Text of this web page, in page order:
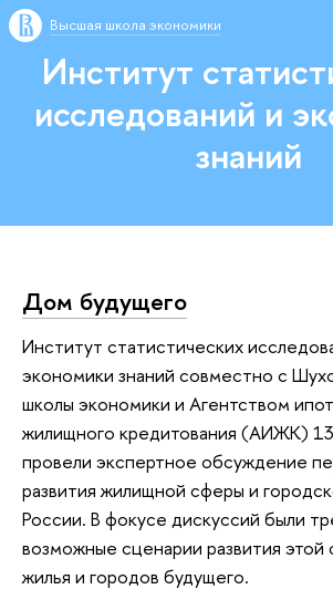
Высшая школа экономики
Институт
исследований и
знаний
Дом будущего
Институт статистических
экономики знаний совместно с
школы экономики и Агентством
жилищного кредитования (АИЖК)
провели экспертное обсуждение
развития жилищной сферы и
России. В фокусе дискуссий были
возможные сценарии развития
жилья и городов будущего.